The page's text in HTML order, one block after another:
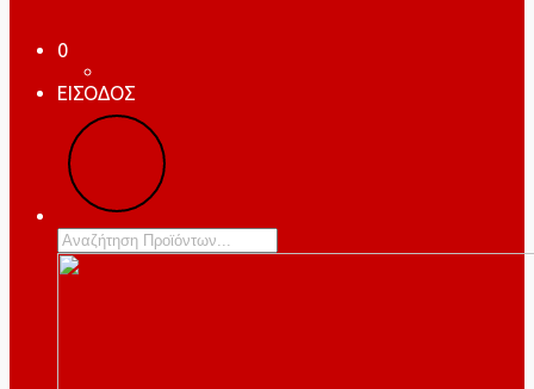
0
ΕΙΣΟΔΟΣ
Products
search